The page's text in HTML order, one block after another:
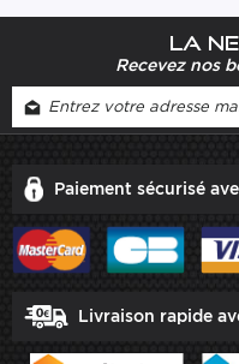
La
Recevez nos
Paiement sécurisé
Livraison rapide